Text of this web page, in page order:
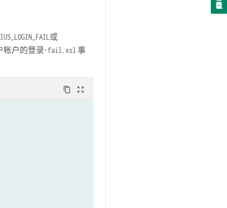
或
帐户的登录-fail.xsl 事
content_copy zoom_out_map